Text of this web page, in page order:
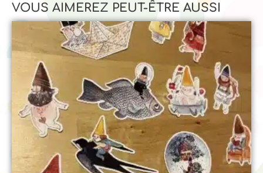
VOUS AIMEREZ PEUT-ÊTRE AUSSI